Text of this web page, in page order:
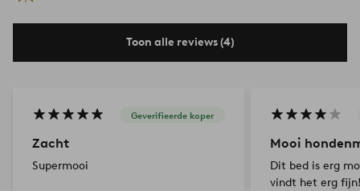
Toon alle reviews (4)
Geverifieerde koper
Zacht
Supermooi
Mooi
Dit bed is erg
vindt het erg